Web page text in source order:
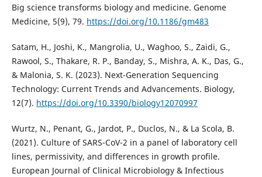
Big science transforms biology and medicine. Genome
Medicine, 5(9), 79. https://doi.org/10.1186/gm483
Satam, H., Joshi, K., Mangrolia, U., Waghoo, S., Zaidi, G.,
Rawool, S., Thakare, R. P., Banday, S., Mishra, A. K., Das, G.,
& Malonia, S. K. (2023). Next-Generation Sequencing
Technology: Current Trends and Advancements. Biology,
12(7). https://doi.org/10.3390/biology12070997
Wurtz, N., Penant, G., Jardot, P., Duclos, N., & La Scola, B.
(2021). Culture of SARS-CoV-2 in a panel of laboratory cell
lines, permissivity, and differences in growth profile.
European Journal of Clinical Microbiology & Infectious